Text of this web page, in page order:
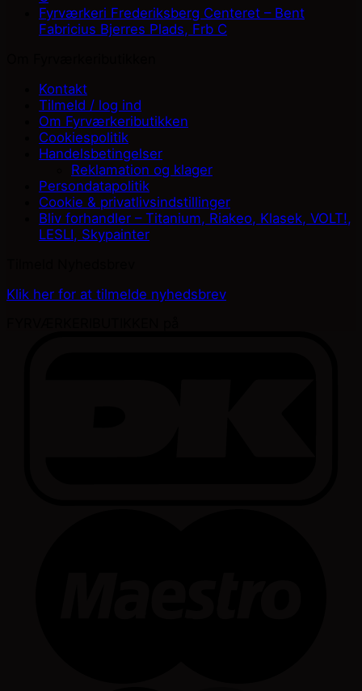
Fyrværkeri Frederiksberg Centeret – Bent
Fabricius Bjerres Plads, Frb C
Kontakt
Tilmeld / log ind
Om Fyrværkeributikken
Cookiespolitik
Handelsbetingelser
Reklamation og klager
Persondatapolitik
Cookie & privatlivsindstillinger
Bliv forhandler – Titanium, Riakeo, Klasek, VOLT!,
LESLI, Skypainter
Klik her for at tilmelde nyhedsbrev